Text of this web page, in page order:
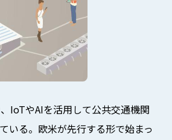
IoTやAIを活用して公共交通機関
いる。欧米が先行する形で始まっ